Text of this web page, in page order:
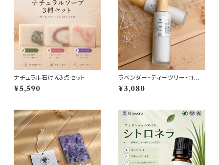
ナチュラル石けん3点セット
¥5,590
ラベンダー・ティーツリー・コパ
イバ ナチュラルローション
¥3,080